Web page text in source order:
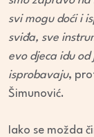
svi mogu doći i
sviđa, sve
evo djeca idu
isprobavaju,
Šimunović.
Iako se možda